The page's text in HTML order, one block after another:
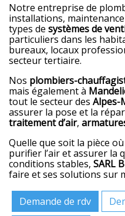
Notre entreprise de
installations,
types de systèmes de
particuliers dans les
bureaux, locaux
secteur tertiaire.
Nos plombiers-
mais également à
tout le secteur des Alpes-
assurer la pose et la
traitement d’air,
Quelle que soit la pièce
purifier l’air et assurer la
conditions stables, SARL
faire et ses solutions sur
Demande de rdv